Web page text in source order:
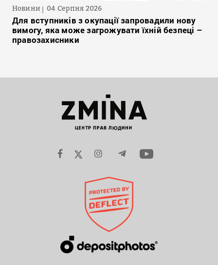
Новини 04 Серпня 2026
Для вступників з окупації запровадили нову
вимогу, яка може загрожувати їхній безпеці –
правозахисники